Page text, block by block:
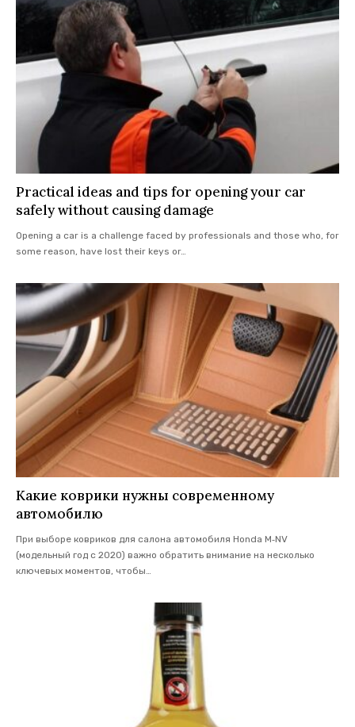
Practical ideas and tips for opening your car
safely without causing damage
Opening a car is a challenge faced by professionals and those who, for
some reason, have lost their keys or…
Какие коврики нужны современному
автомобилю
При выборе ковриков для салона автомобиля Honda M‑NV
(модельный год с 2020) важно обратить внимание на несколько
ключевых моментов, чтобы…